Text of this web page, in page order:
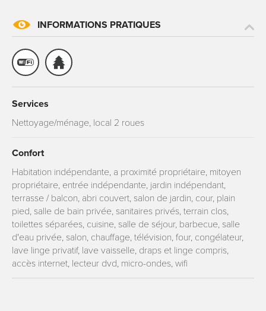
INFORMATIONS PRATIQUES
Services
Nettoyage/ménage, local 2 roues
Confort
Habitation indépendante, a proximité propriétaire, mitoyen
propriétaire, entrée indépendante, jardin indépendant,
terrasse / balcon, abri couvert, salon de jardin, cour, plain
pied, salle de bain privée, sanitaires privés, terrain clos,
toilettes séparées, cuisine, salle de séjour, barbecue, salle
d'eau privée, salon, chauffage, télévision, four, congélateur,
lave linge privatif, lave vaisselle, draps et linge compris,
accès internet, lecteur dvd, micro-ondes, wifi